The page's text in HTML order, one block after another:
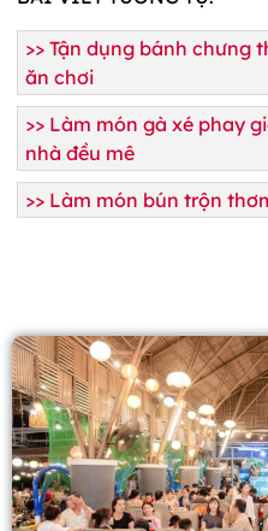
>> Tận dụng bánh chưng
ăn chơi
>> Làm món gà xé phay
nhà đều mê
>> Làm món bún trộn